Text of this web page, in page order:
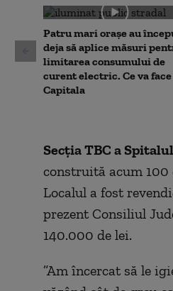
0
secondsVolume
90%
Patru mari orașe au
deja să aplice măsuri
limitarea consumului de
curent electric. Ce va face
Capitala
Secţia TBC a
construită acum 100
Localul a fost
prezent Consiliul
140.000 de lei.
”Am încercat să le